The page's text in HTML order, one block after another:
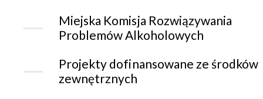
Miejska Komisja Rozwiązywania
Problemów Alkoholowych
Projekty dofinansowane ze środków
zewnętrznych